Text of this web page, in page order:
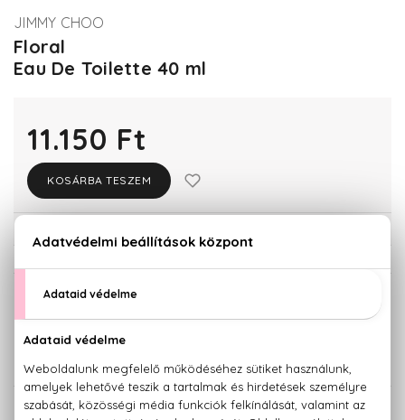
JIMMY CHOO
Floral
Eau De Toilette 40 ml
11.150 Ft
KOSÁRBA TESZEM
KISZERELÉS KIVÁLASZTÁSA
KAPCSOLÓDÓ TERMÉKEK